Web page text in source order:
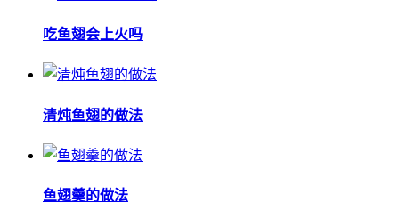
吃鱼翅会上火吗
清炖鱼翅的做法
鱼翅羹的做法